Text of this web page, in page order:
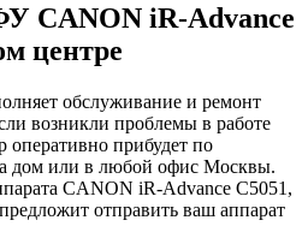
CANON iR-Advance
центре
обслуживание и ремонт
возникли проблемы в работе
прибудет по
дом или в любой офис Москвы.
CANON iR-Advance C5051,
отправить ваш аппарат